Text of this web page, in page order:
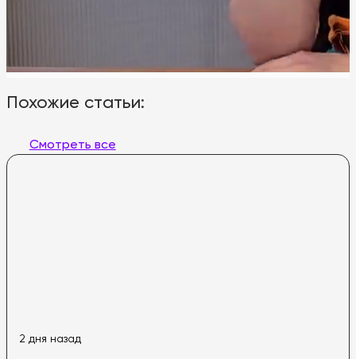
Похожие статьи:
Смотреть все
2 дня назад